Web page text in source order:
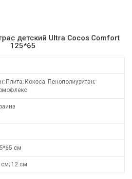
детский Ultra Cocos Comfort
125*65
Плита; Кокоса; Пенополиуритан;
см
см; 12 см